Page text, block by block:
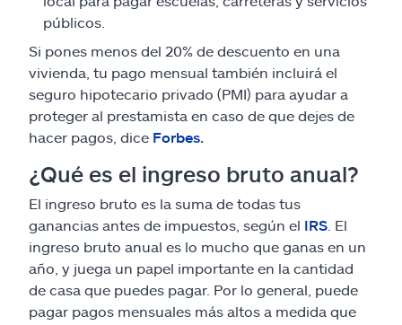
públicos.
Si pones menos del 20% de descuento en una
vivienda, tu pago mensual también incluirá el
seguro hipotecario privado (PMI) para ayudar a
proteger al prestamista en caso de que dejes de
hacer pagos, dice Forbes.
¿Qué es el ingreso bruto anual?
El ingreso bruto es la suma de todas tus
ganancias antes de impuestos, según el IRS . El
ingreso bruto anual es lo mucho que ganas en un
año, y juega un papel importante en la cantidad
de casa que puedes pagar. Por lo general, puede
pagar pagos mensuales más altos a medida que